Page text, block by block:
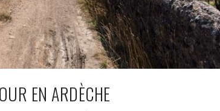
EN ARDÈCHE